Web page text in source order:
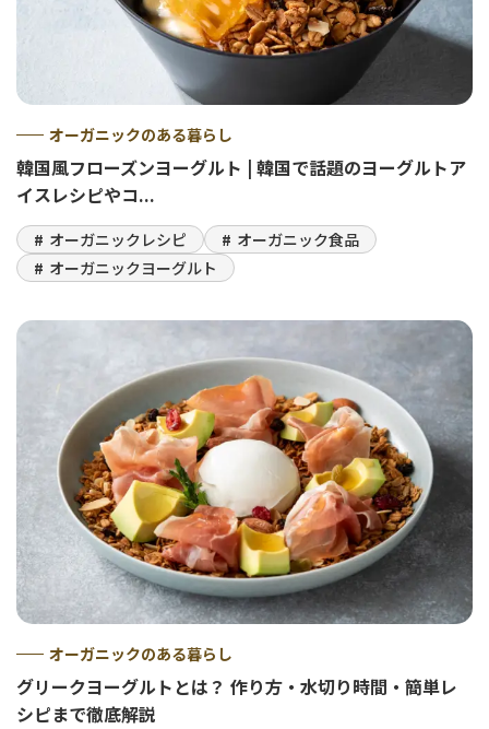
オーガニックのある暮らし
韓国風フローズンヨーグルト | 韓国で話題のヨーグルトア
イスレシピやコ...
オーガニックレシピ
オーガニック食品
オーガニックヨーグルト
オーガニックのある暮らし
グリークヨーグルトとは？ 作り方・水切り時間・簡単レ
シピまで徹底解説